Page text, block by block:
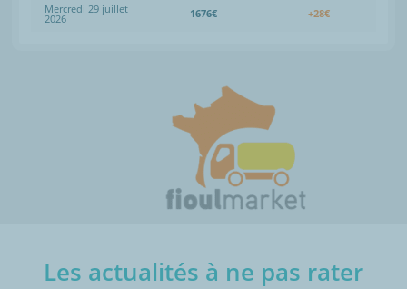
Mercredi 29 juillet
2026 1676€ +28€
Les actualités à ne pas rater